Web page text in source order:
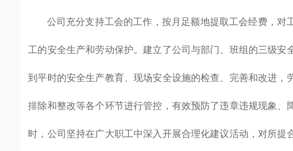
公司充分支持工会的工作，按月足额地提取工会经费，对
工的安全生产和劳动保护。建立了公司与部门、班组的三级安
到平时的安全生产教育、现场安全设施的检查、完善和改进，
排除和整改等各个环节进行管控，有效预防了违章违规现象、
时，公司坚持在广大职工中深入开展合理化建议活动，对所提